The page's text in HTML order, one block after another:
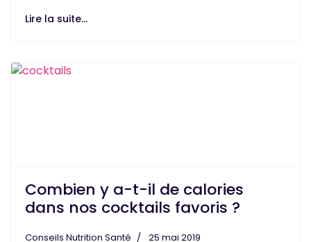
Lire la suite...
Combien y a-t-il de calories
dans nos cocktails favoris ?
Conseils Nutrition Santé
25 mai 2019